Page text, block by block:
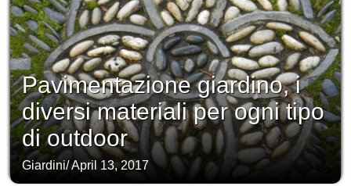
Pavimentazione giardino, i
diversi materiali per ogni tipo
di outdoor
Giardini/April 13, 2017